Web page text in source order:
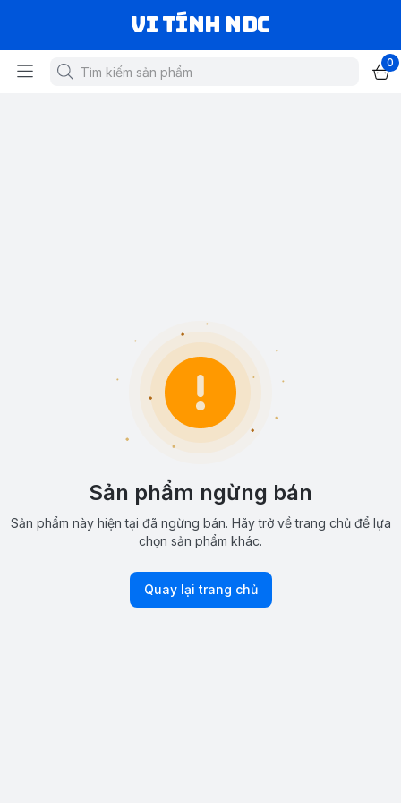
VI TÍNH NDC
0
Sản phẩm ngừng bán
Sản phẩm này hiện tại đã ngừng bán. Hãy trở về trang chủ để lựa
chọn sản phẩm khác.
Quay lại trang chủ